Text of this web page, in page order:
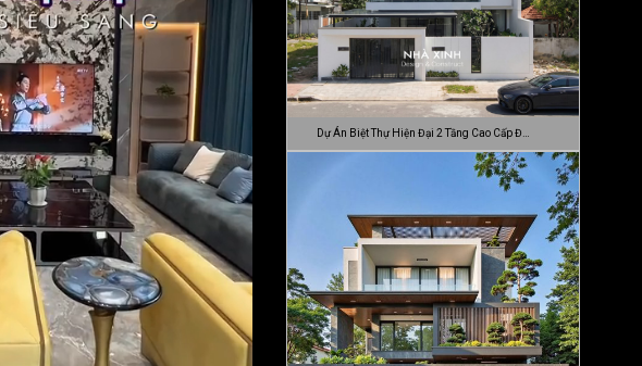
Dự Án Biệt Thự Hiện Đại 2 Tầng Cao Cấp Đ…